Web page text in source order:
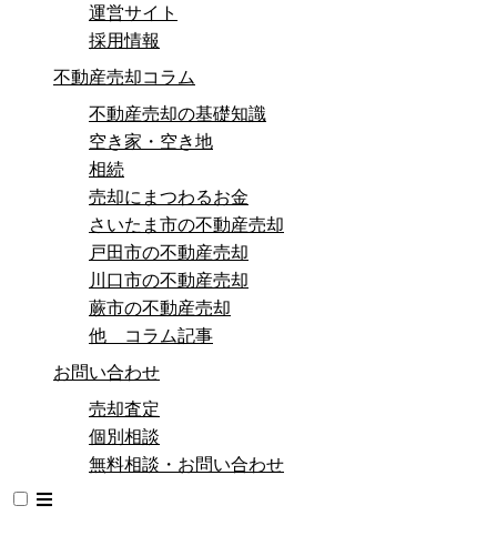
運営サイト
採用情報
不動産売却コラム
不動産売却の基礎知識
空き家・空き地
相続
売却にまつわるお金
さいたま市の不動産売却
戸田市の不動産売却
川口市の不動産売却
蕨市の不動産売却
他 コラム記事
お問い合わせ
売却査定
個別相談
無料相談・お問い合わせ